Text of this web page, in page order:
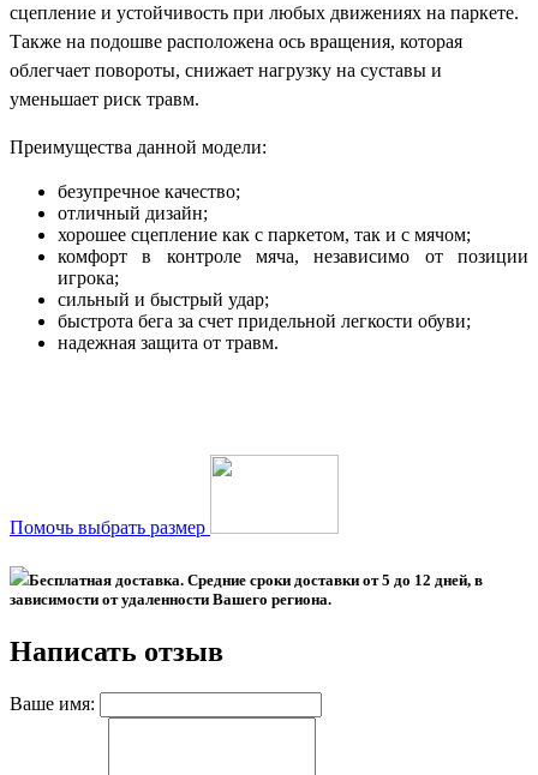
сцепление и устойчивость при любых движениях на паркете.
Также на подошве расположена ось вращения, которая
облегчает повороты, снижает нагрузку на суставы и
уменьшает риск травм.
Преимущества данной модели:
безупречное качество;
отличный дизайн;
хорошее сцепление как с паркетом, так и с мячом;
комфорт в контроле мяча, независимо от позиции
игрока;
сильный и быстрый удар;
быстрота бега за счет придельной легкости обуви;
надежная защита от травм.
Помочь выбрать размер
Бесплатная доставка. Средние сроки доставки от 5 до 12 дней, в
зависимости от удаленности Вашего региона.
Написать отзыв
Ваше имя: